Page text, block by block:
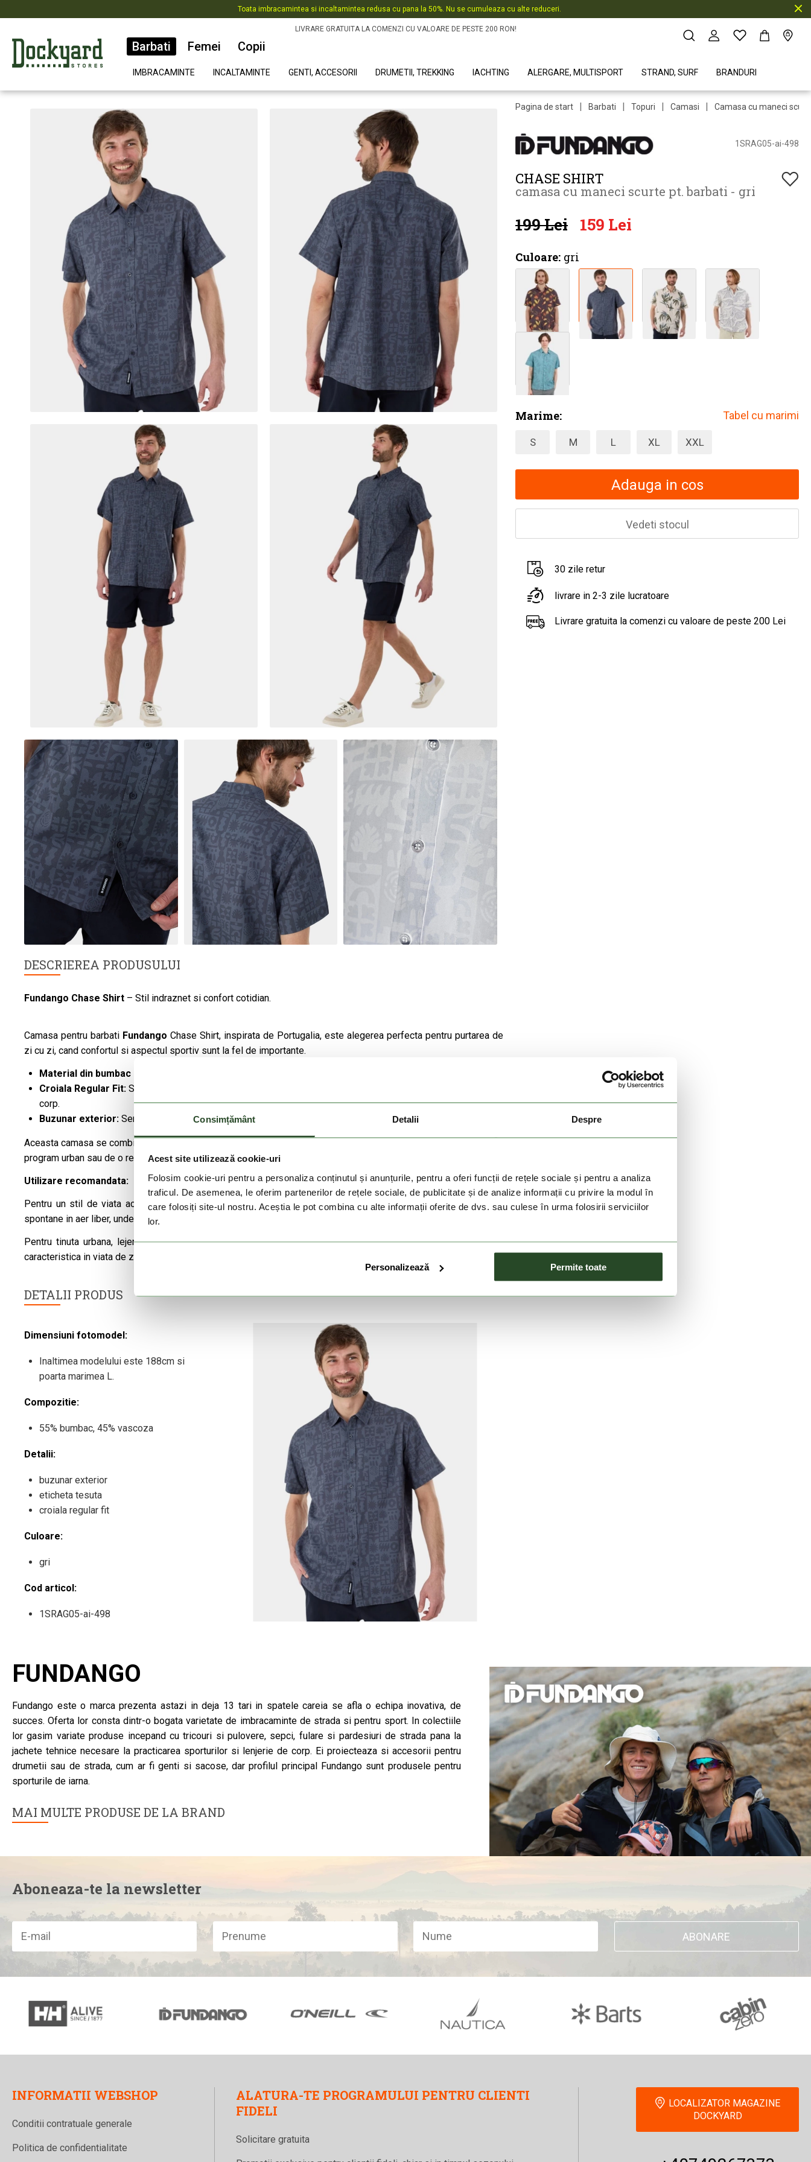
Consimțământ Detalii Despre
Acest site utilizează cookie-uri
Folosim cookie-uri pentru a personaliza conținutul și anunțurile, pentru a oferi funcții de rețele sociale și pentru a analiza
traficul. De asemenea, le oferim partenerilor de rețele sociale, de publicitate și de analize informații cu privire la modul în
care folosiți site-ul nostru. Aceștia le pot combina cu alte informații oferite de dvs. sau culese în urma folosirii serviciilor
lor.
Personalizează Permite toate
Toata imbracamintea si incaltamintea redusa cu pana la 50%. Nu se cumuleaza cu alte reduceri.
LIVRARE GRATUITA LA COMENZI CU VALOARE DE PESTE 200 RON!
Barbati Femei Copii
IMBRACAMINTE INCALTAMINTE GENTI, ACCESORII DRUMETII, TREKKING IACHTING ALERGARE, MULTISPORT STRAND, SURF BRANDURI
DESCRIEREA PRODUSULUI
Fundango Chase Shirt – Stil indraznet si confort cotidian.
Camasa pentru barbati Fundango Chase Shirt, inspirata de Portugalia, este alegerea perfecta pentru purtarea de
zi cu zi, cand confortul si aspectul sportiv sunt la fel de importante.
Material din bumbac si vascoza:
Croiala Regular Fit: Se potriveste confortabil, permitand libertate de miscare si arata bine pe orice tip de
corp.
Buzunar exterior: Serveste pentru depozitarea in siguranta a obiectelor de valoare mici.
Aceasta camasa se combina excelent atat cu pantaloni de strada, cat si cu pantaloni scurti, fie ca este vorba de un
program urban sau de o relaxare de weekend.
Utilizare recomandata:
Pentru un stil de viata activ de vara – Asigura libertate de miscare in aventurile urbane, calatorii si programe
spontane in aer liber, unde confortul si functionalitatea sunt la fel de importante.
Pentru tinuta urbana, lejera – Culorile sale indraznete si aspectul inspirat de surf ofera o exprimare de sine
caracteristica in viata de zi cu zi, cand stilul este la fel de important ca si confortul.
DETALII PRODUS
Dimensiuni fotomodel:
Inaltimea modelului este 188cm si
poarta marimea L.
Compozitie:
55% bumbac, 45% vascoza
Detalii:
buzunar exterior
eticheta tesuta
croiala regular fit
Culoare:
gri
Cod articol:
1SRAG05-ai-498
Pagina de start | Barbati | Topuri | Camasi | Camasa cu maneci
1SRAG05-ai-498
CHASE SHIRT
camasa cu maneci scurte pt. barbati - gri
199 Lei 159 Lei
Culoare: gri
Marime: Tabel cu marimi
S M L XL XXL
Adauga in cos
Vedeti stocul
30 zile retur
livrare in 2-3 zile lucratoare
Livrare gratuita la comenzi cu valoare de peste 200 Lei
PRODUSE SIMILARE
COLUMBIA
Harbor Peak Short Sleeve Shirt
339 Lei 271 Lei
NAUTICA
Edmonton LS Shirt
379 Lei 189 Lei
TIMBERLAND
Linen Shirt
549 Lei 439 Lei
COLUMBIA
Rapid Rivers II Long Sleeve Shirt
319 Lei 255 Lei
FUNDANGO
Fundango este o marca prezenta astazi in deja 13 tari in spatele careia se afla o echipa inovativa, de
succes. Oferta lor consta dintr-o bogata varietate de imbracaminte de strada si pentru sport. In colectiile
lor gasim variate produse incepand cu tricouri si pulovere, sepci, fulare si pardesiuri de strada pana la
jachete tehnice necesare la practicarea sporturilor si lenjerie de corp. Ei proiecteaza si accesorii pentru
drumetii sau de strada, cum ar fi genti si sacose, dar profilul principal Fundango sunt produsele pentru
sporturile de iarna.
FUNDANGO FUNDANGO